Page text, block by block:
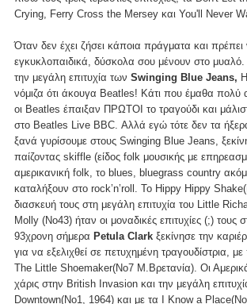
Crying, Ferry Cross the Mersey και You'll Never
Όταν δεν έχει ζήσει κάποια πράγματα και πρέπει
εγκυκλοπαιδικά, δύσκολα σου μένουν στο
την μεγάλη επιτυχία των Swinging Blue Jeans,
νόμιζα ότι άκουγα Beatles! Κάτι που έμαθα πολύ
οι Beatles έπαιξαν ΠΡΩΤΟΙ το τραγούδι και
στο Beatles Live BBC. Αλλά εγώ τότε δεν τα
ξανά γυρίσουμε στους Swinging Blue Jeans,
παίζοντας skiffle (είδος folk μουσικής με
αμερικανική folk, το blues, bluegrass country
καταλήξουν στο rock’n’roll. To Hippy Hippy
διασκευή τους στη μεγάλη επιτυχία του Little
Molly (No43) ήταν οι μοναδικές επιτυχίες (;) τους
93χρονη σήμερα Petula Clark ξεκίνησε την
για να εξελιχθεί σε πετυχημένη τραγουδίστρια,
The Little Shoemaker(Νο7 Μ.Βρετανία). Οι
χάρις στην British Invasion και την μεγάλη
Downtown(No1, 1964) και με τα I Know a